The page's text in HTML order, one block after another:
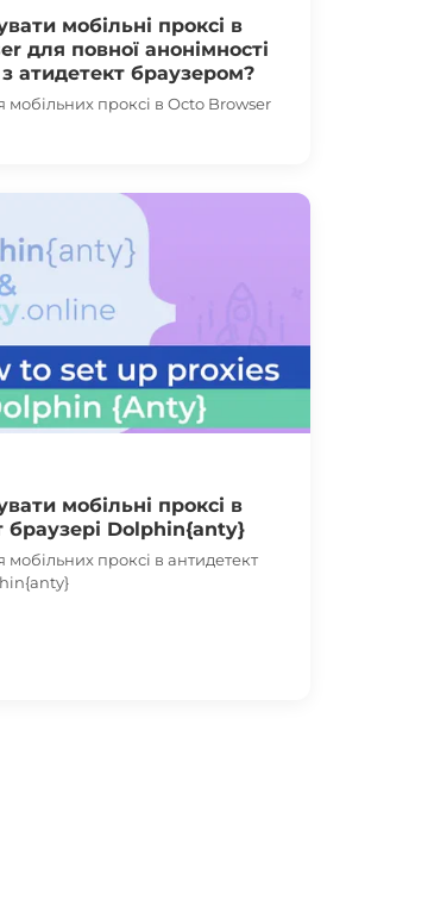
мобільні проксі в
для повної анонімності
атидетект браузером?
проксі в Octo Browser
мобільні проксі в
браузері Dolphin{anty}
проксі в антидетект